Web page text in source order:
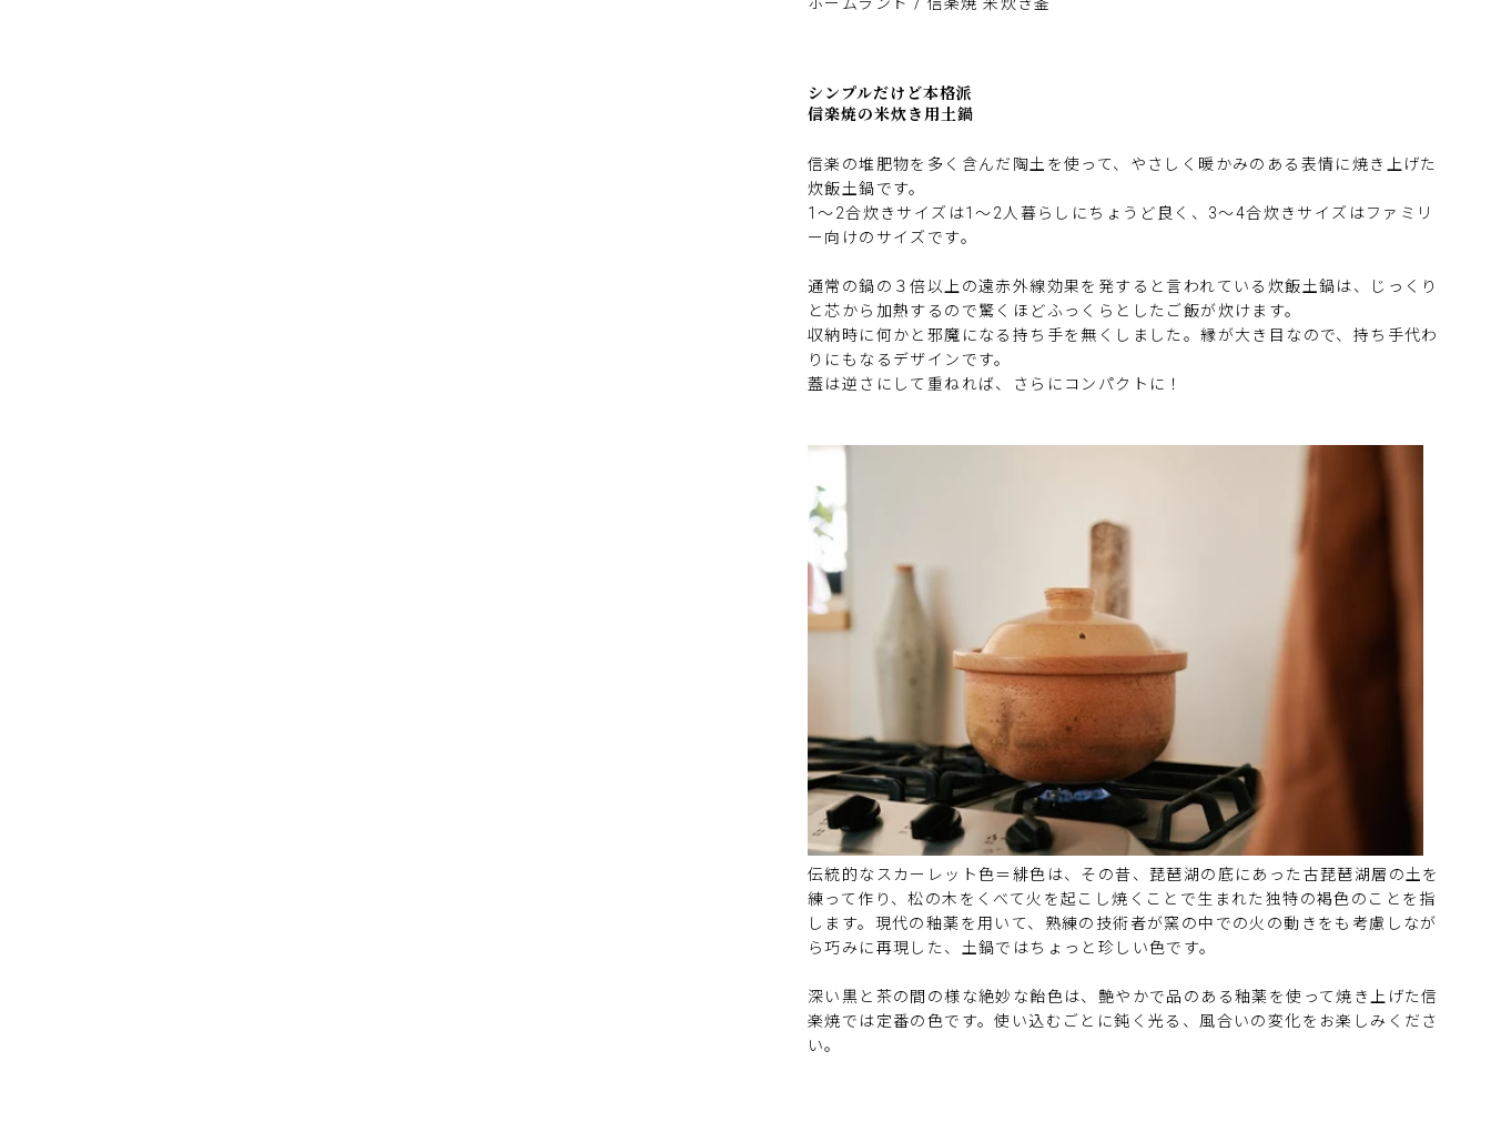
シンプルだけど本格派
信楽焼の米炊き用土鍋
信楽の堆肥物を多く含んだ陶土を使って、やさしく暖かみのある表情に焼き上げた
炊飯土鍋です。
1～2合炊きサイズは1～2人暮らしにちょうど良く、3～4合炊きサイズはファミリ
ー向けのサイズです。
通常の鍋の３倍以上の遠赤外線効果を発すると言われている炊飯土鍋は、じっくり
と芯から加熱するので驚くほどふっくらとしたご飯が炊けます。
収納時に何かと邪魔になる持ち手を無くしました。縁が大き目なので、持ち手代わ
りにもなるデザインです。
蓋は逆さにして重ねれば、さらにコンパクトに！
伝統的なスカーレット色＝緋色は、その昔、琵琶湖の底にあった古琵琶湖層の土を
練って作り、松の木をくべて火を起こし焼くことで生まれた独特の褐色のことを指
します。現代の釉薬を用いて、熟練の技術者が窯の中での火の動きをも考慮しなが
ら巧みに再現した、土鍋ではちょっと珍しい色です。
深い黒と茶の間の様な絶妙な飴色は、艶やかで品のある釉薬を使って焼き上げた信
楽焼では定番の色です。使い込むごとに鈍く光る、風合いの変化をお楽しみくださ
い。